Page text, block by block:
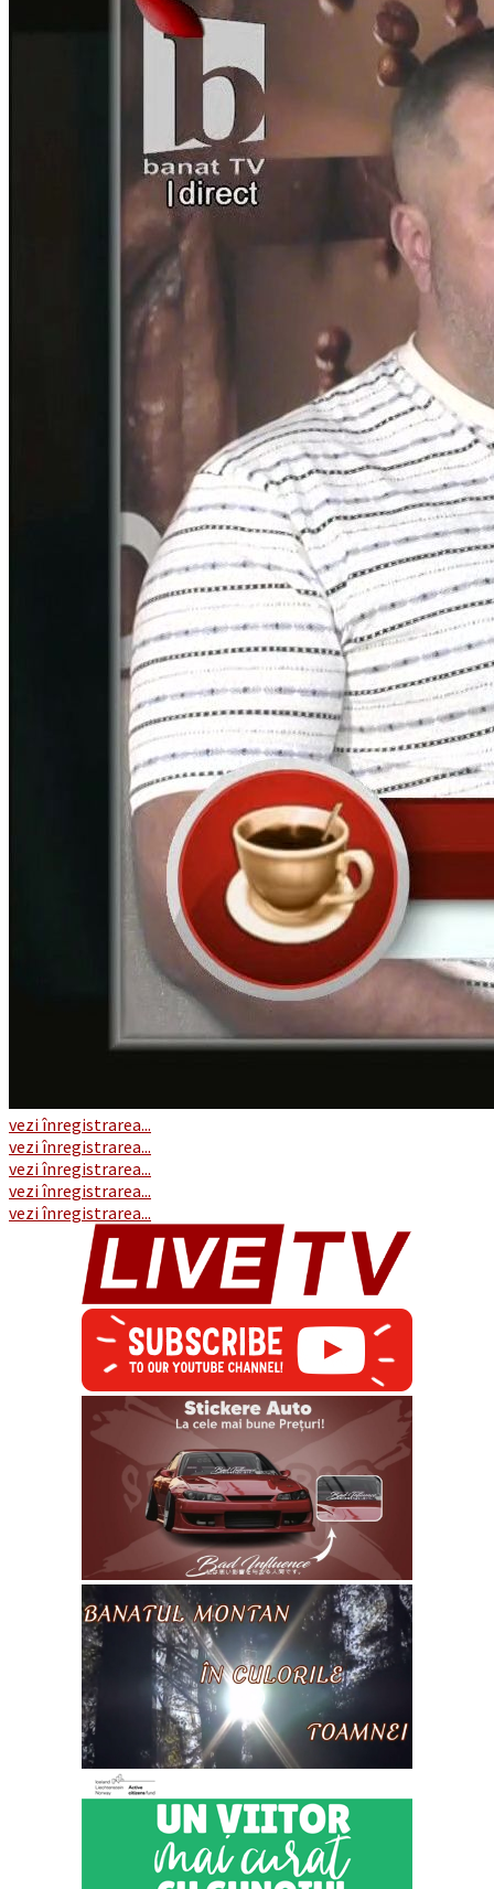
vezi înregistrarea...
vezi înregistrarea...
vezi înregistrarea...
vezi înregistrarea...
vezi înregistrarea...